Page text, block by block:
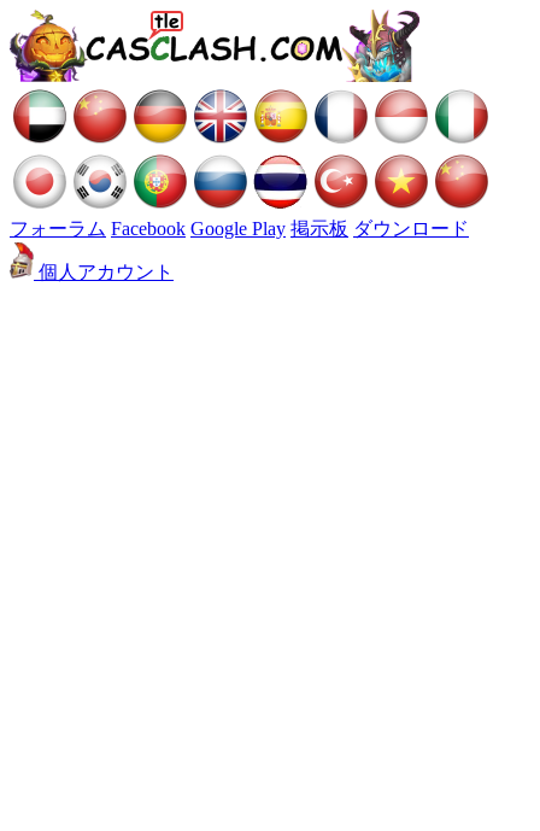
フォーラム Facebook Google Play 掲示板 ダウンロード
個人アカウント